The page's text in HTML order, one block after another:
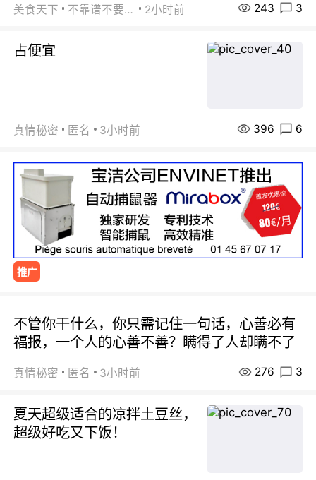
美食天下 不靠谱不要联系 2小时前 243 3
占便宜
真情秘密 匿名 3小时前 396 6
推广
不管你干什么，你只需记住一句话，心善必有
福报，一个人的心善不善？瞒得了人却瞒不了
真情秘密 匿名 3小时前 276 3
夏天超级适合的凉拌土豆丝，
超级好吃又下饭！